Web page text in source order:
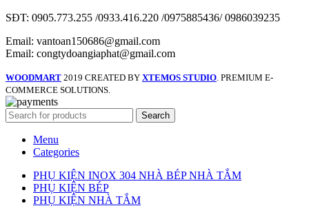
SĐT: 0905.773.255 /0933.416.220 /0975885436/ 0986039235
Email: vantoan150686@gmail.com
Email: congtydoangiaphat@gmail.com
WOODMART 2019 CREATED BY XTEMOS STUDIO. PREMIUM E-
COMMERCE SOLUTIONS.
Search
Menu
Categories
PHỤ KIỆN INOX 304 NHÀ BÉP NHÀ TẮM
PHỤ KIỆN BÉP
PHỤ KIỆN NHÀ TẮM